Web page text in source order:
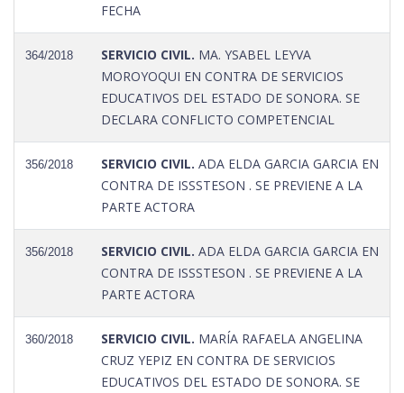
FECHA
364/2018 SERVICIO CIVIL. MA. YSABEL LEYVA
MOROYOQUI EN CONTRA DE SERVICIOS
EDUCATIVOS DEL ESTADO DE SONORA. SE
DECLARA CONFLICTO COMPETENCIAL
356/2018 SERVICIO CIVIL. ADA ELDA GARCIA GARCIA EN
CONTRA DE ISSSTESON . SE PREVIENE A LA
PARTE ACTORA
356/2018 SERVICIO CIVIL. ADA ELDA GARCIA GARCIA EN
CONTRA DE ISSSTESON . SE PREVIENE A LA
PARTE ACTORA
360/2018 SERVICIO CIVIL. MARÍA RAFAELA ANGELINA
CRUZ YEPIZ EN CONTRA DE SERVICIOS
EDUCATIVOS DEL ESTADO DE SONORA. SE